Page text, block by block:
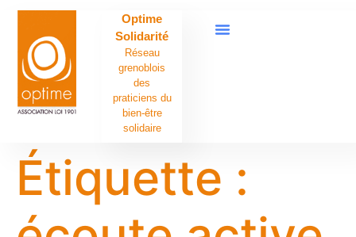
Optime
Solidarité
Réseau
grenoblois
des
praticiens du
bien-être
solidaire
Étiquette :